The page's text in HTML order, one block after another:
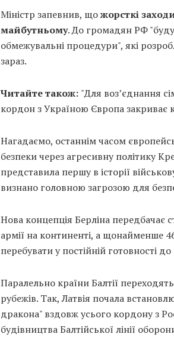
Міністр запевнив, щожорсткі
майбутньому. До громадян РФ
обмежувальні процедури", які
зараз.
Читайте також: "Для возʼєднання
кордон з Україною Європа закриває
Нагадаємо, останнім часом
безпеки через агресивну політику
представила першу в історії
визнано головною загрозою для
Нова концепція Берліна передбачає
армії на континенті, а щонайменше
перебувати у постійній готовності
Паралельно країни Балтії
рубежів. Так, Латвія почала
дракона" вздовж усього кордону з
будівництва Балтійської лінії